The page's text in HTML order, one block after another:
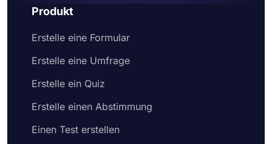
Produkt
Erstelle eine Formular
Erstelle eine Umfrage
Erstelle ein Quiz
Erstelle einen Abstimmung
Einen Test erstellen